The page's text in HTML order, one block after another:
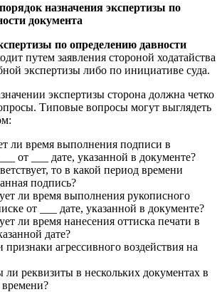
назначения экспертизы по
документа
по определению давности
путем заявления стороной ходатайства
экспертизы либо по инициативе суда.
экспертизы сторона должна четко
Типовые вопросы могут выглядеть
ли время выполнения подписи в
от ___ дате, указанной в документе?
то в какой период времени
подпись?
ли время выполнения рукописного
от ___ дате, указанной в документе?
ли время нанесения оттиска печати в
дате?
агрессивного воздействия на
реквизиты в нескольких документах в